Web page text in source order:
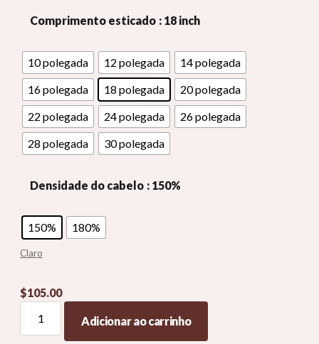
Comprimento esticado : 18 inch
10 polegada 12 polegada
14 polegada
16 polegada
18 polegada
20 polegada
22 polegada
24 polegada
26 polegada
28 polegada
30 polegada
Densidade do cabelo : 150%
150% 180%
Claro
$105.00
encaracoladaAdicionar ao carrinho